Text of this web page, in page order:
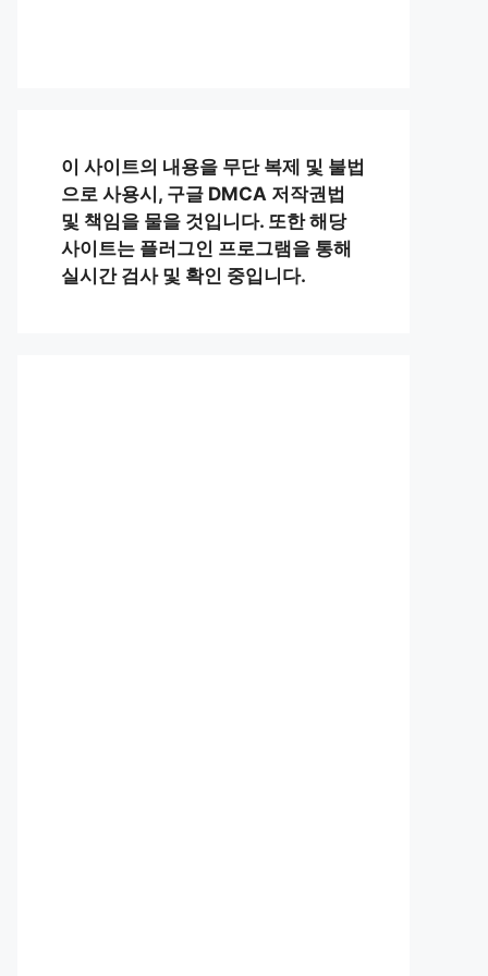
이 사이트의 내용을 무단 복제 및 불법
으로 사용시, 구글 DMCA 저작권법
및 책임을 물을 것입니다. 또한 해당
사이트는 플러그인 프로그램을 통해
실시간 검사 및 확인 중입니다.